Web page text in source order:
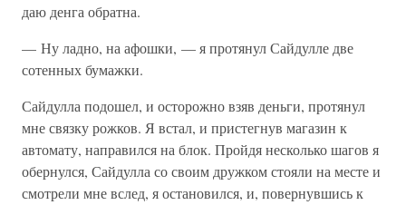
даю денга обратна.
— Ну ладно, на афошки, — я протянул Сайдулле две
сотенных бумажки.
Сайдулла подошел, и осторожно взяв деньги, протянул
мне связку рожков. Я встал, и пристегнув магазин к
автомату, направился на блок. Пройдя несколько шагов я
обернулся, Сайдулла со своим дружком стояли на месте и
смотрели мне вслед, я остановился, и, повернувшись к